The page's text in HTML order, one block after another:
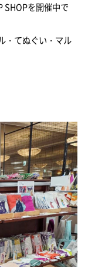
SHOPを開催中で
・てぬぐい・マル